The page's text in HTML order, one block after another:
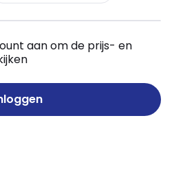
aan om de prijs- en